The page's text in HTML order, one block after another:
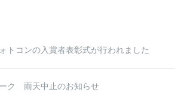
トコンの入賞者表彰式が行われました
ク 雨天中止のお知らせ